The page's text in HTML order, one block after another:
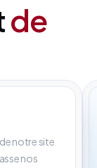
de
notre site
nos